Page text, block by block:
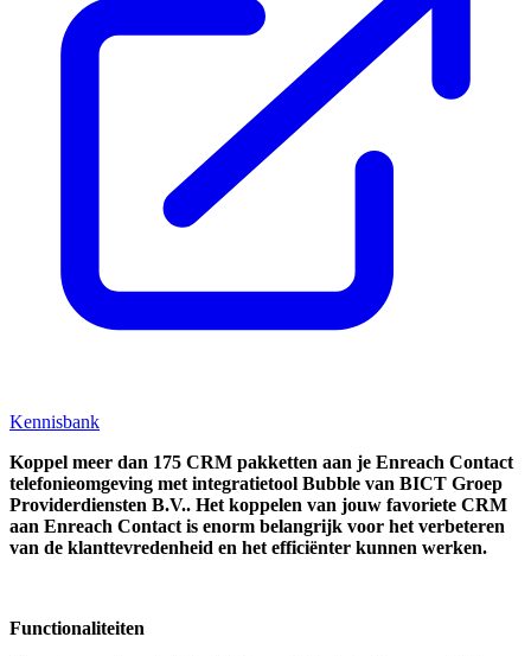
Kennisbank
Koppel meer dan 175 CRM pakketten aan je Enreach Contact
telefonieomgeving met integratietool Bubble van BICT Groep
Providerdiensten B.V.. Het koppelen van jouw favoriete CRM
aan Enreach Contact is enorm belangrijk voor het verbeteren
van de klanttevredenheid en het efficiënter kunnen werken.
Functionaliteiten